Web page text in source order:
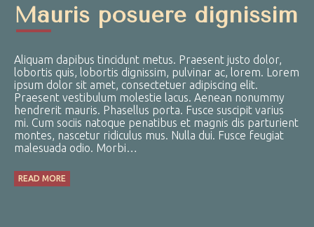
Mauris posuere dignissim
Aliquam dapibus tincidunt metus. Praesent justo dolor,
lobortis quis, lobortis dignissim, pulvinar ac, lorem. Lorem
ipsum dolor sit amet, consectetuer adipiscing elit.
Praesent vestibulum molestie lacus. Aenean nonummy
hendrerit mauris. Phasellus porta. Fusce suscipit varius
mi. Cum sociis natoque penatibus et magnis dis parturient
montes, nascetur ridiculus mus. Nulla dui. Fusce feugiat
malesuada odio. Morbi…
READ MORE